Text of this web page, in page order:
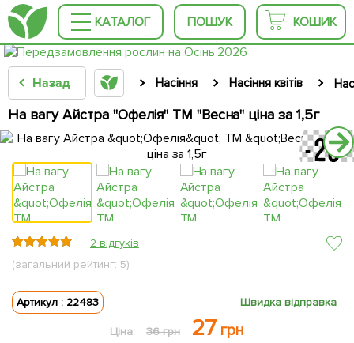
КАТАЛОГ ПОШУК КОШИК
Назад Насіння Насіння квітів
На вагу Айстра "Офелія" ТМ "Весна" ціна за 1,5г
2 відгуків
(загальний рейтинг: 5)
Артикул : 22483 Швидка відправка
Ціна: 36 грн 27 грн